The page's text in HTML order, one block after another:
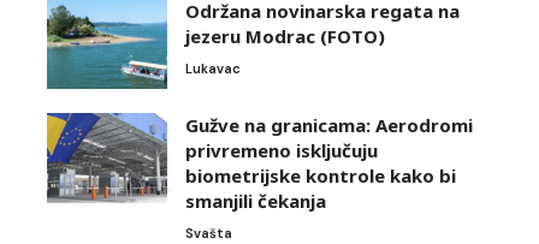
Održana novinarska regata na
jezeru Modrac (FOTO)
Lukavac
Gužve na granicama: Aerodromi
privremeno isključuju
biometrijske kontrole kako bi
smanjili čekanja
Svašta